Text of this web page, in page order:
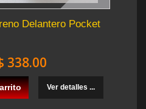
Delantero Pocket
338.00
Ver detalles ...